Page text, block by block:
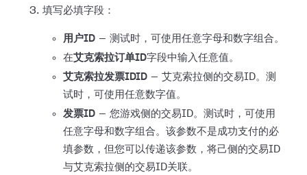
填写必填字段：
用户ID — 测试时，可使用任意字母和数字组合。
在艾克索拉订单ID字段中输入任意值。
艾克索拉发票IDID — 艾克索拉侧的交易ID。测
试时，可使用任意数字值。
发票ID — 您游戏侧的交易ID。测试时，可使用
任意字母和数字组合。该参数不是成功支付的必
填参数，但您可以传递该参数，将己侧的交易ID
与艾克索拉侧的交易ID关联。